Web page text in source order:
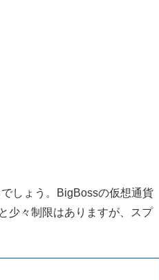
しょう。BigBossの仮想通貨
少々制限はありますが、スプ